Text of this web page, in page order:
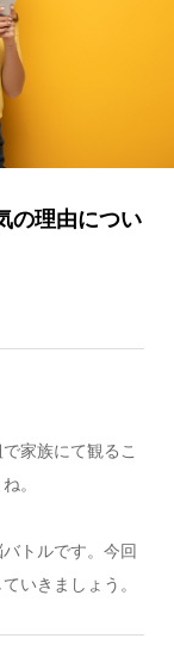
の理由につい
家族にて観るこ
。
トルです。今回
いきましょう。